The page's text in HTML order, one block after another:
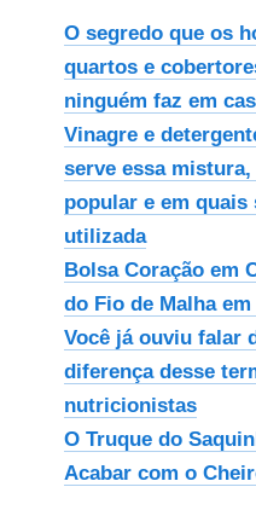
O segredo que os
quartos e
ninguém faz em
Vinagre e
serve essa
popular e em
utilizada
Bolsa Coração em
do Fio de Malha
Você já ouviu falar
diferença desse
nutricionistas
O Truque do
Acabar com o